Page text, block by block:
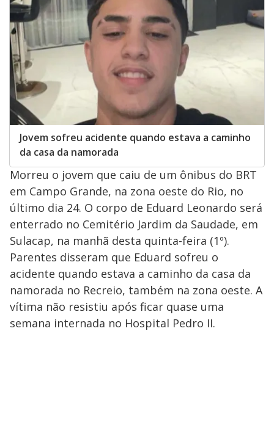
Jovem sofreu acidente quando estava a caminho
da casa da namorada
Morreu o jovem que caiu de um ônibus do BRT
em Campo Grande, na zona oeste do Rio, no
último dia 24. O corpo de Eduard Leonardo será
enterrado no Cemitério Jardim da Saudade, em
Sulacap, na manhã desta quinta-feira (1º).
Parentes disseram que Eduard sofreu o
acidente quando estava a caminho da casa da
namorada no Recreio, também na zona oeste. A
vítima não resistiu após ficar quase uma
semana internada no Hospital Pedro II.